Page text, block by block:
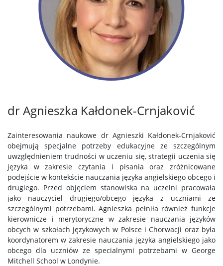
dr Agnieszka Kałdonek-Crnjaković
Zainteresowania naukowe dr Agnieszki Kałdonek-Crnjaković
obejmują specjalne potrzeby edukacyjne ze szczególnym
uwzględnieniem trudności w uczeniu się, strategii uczenia się
języka w zakresie czytania i pisania oraz zróżnicowane
podejście w kontekście nauczania języka angielskiego obcego i
drugiego. Przed objęciem stanowiska na uczelni pracowała
jako nauczyciel drugiego/obcego języka z uczniami ze
szczególnymi potrzebami. Agnieszka pełniła również funkcje
kierownicze i merytoryczne w zakresie nauczania języków
obcych w szkołach językowych w Polsce i Chorwacji oraz była
koordynatorem w zakresie nauczania języka angielskiego jako
obcego dla uczniów ze specialnymi potrzebami w George
Mitchell School w Londynie.